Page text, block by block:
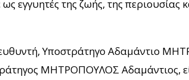
εγγυητές της ζωής, της
Υποστράτηγο Αδαμάντιο
ΜΗΤΡΟΠΟΥΛΟΣ Αδαμάντιος,